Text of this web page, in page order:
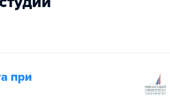
при